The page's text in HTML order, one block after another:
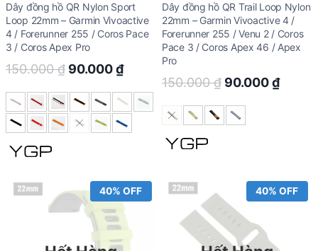
Dây đồng hồ QR Nylon Sport
Loop 22mm – Garmin Vivoactive
4 / Forerunner 255 / Coros Pace
3 / Coros Apex Pro
150.000₫ Original
was:
150.000 ₫.
90.000₫Current
is:
90.000 ₫.
Dây đồng hồ QR Trail Loop Nylon
22mm – Garmin Vivoactive 4 /
Forerunner 255 / Venu 2 / Coros
Pace 3 / Coros Apex 46 / Apex
Pro
150.000₫ Original
was:
90.000₫
40% OFF 40% OFF